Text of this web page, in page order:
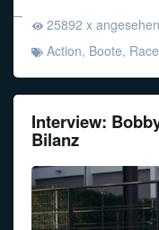
25892 x angesehen
Action, Boote,
Interview:
Bilanz